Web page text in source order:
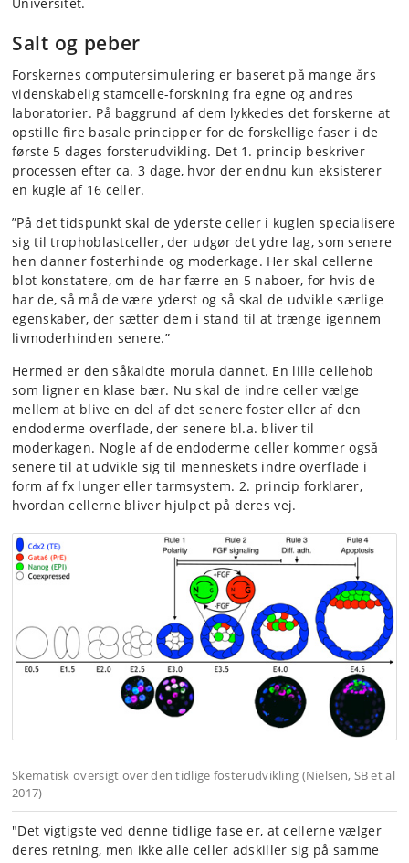
Salt og peber
Forskernes computersimulering er baseret på mange års
videnskabelig stamcelle-forskning fra egne og andres
laboratorier. På baggrund af dem lykkedes det forskerne at
opstille fire basale principper for de forskellige faser i de
første 5 dages forsterudvikling. Det 1. princip beskriver
processen efter ca. 3 dage, hvor der endnu kun eksisterer
en kugle af 16 celler.
”På det tidspunkt skal de yderste celler i kuglen specialisere
sig til trophoblastceller, der udgør det ydre lag, som senere
hen danner fosterhinde og moderkage. Her skal cellerne
blot konstatere, om de har færre en 5 naboer, for hvis de
har de, så må de være yderst og så skal de udvikle særlige
egenskaber, der sætter dem i stand til at trænge igennem
livmoderhinden senere.”
Hermed er den såkaldte morula dannet. En lille cellehob
som ligner en klase bær. Nu skal de indre celler vælge
mellem at blive en del af det senere foster eller af den
endoderme overflade, der senere bl.a. bliver til
moderkagen. Nogle af de endoderme celler kommer også
senere til at udvikle sig til menneskets indre overflade i
form af fx lunger eller tarmsystem. 2. princip forklarer,
hvordan cellerne bliver hjulpet på deres vej.
Skematisk oversigt over den tidlige fosterudvikling (Nielsen, SB et al
2017)
"Det vigtigste ved denne tidlige fase er, at cellerne vælger
deres retning, men ikke alle celler adskiller sig på samme